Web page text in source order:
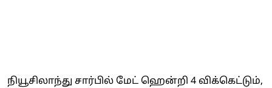
நியூசிலாந்து சார்பில் மேட் ஹென்றி 4 விக்கெட்டும்,